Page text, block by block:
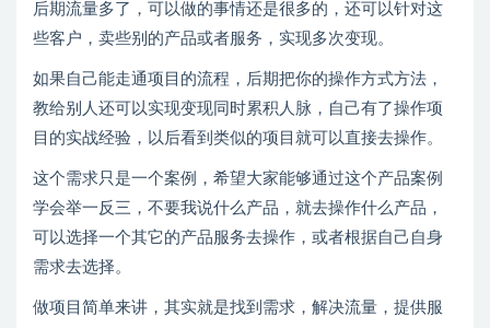
后期流量多了，可以做的事情还是很多的，还可以针对这
些客户，卖些别的产品或者服务，实现多次变现。
如果自己能走通项目的流程，后期把你的操作方式方法，
教给别人还可以实现变现同时累积人脉，自己有了操作项
目的实战经验，以后看到类似的项目就可以直接去操作。
这个需求只是一个案例，希望大家能够通过这个产品案例
学会举一反三，不要我说什么产品，就去操作什么产品，
可以选择一个其它的产品服务去操作，或者根据自己自身
需求去选择。
做项目简单来讲，其实就是找到需求，解决流量，提供服